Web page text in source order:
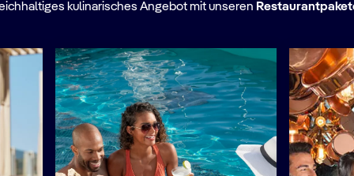
kulinarisches Angebot mit unseren